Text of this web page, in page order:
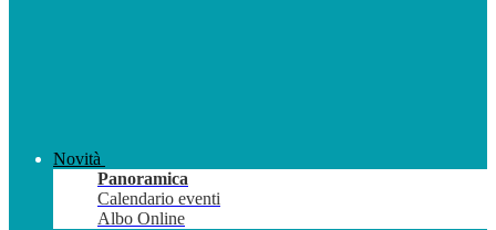
Novità
Panoramica
Calendario eventi
Albo Online